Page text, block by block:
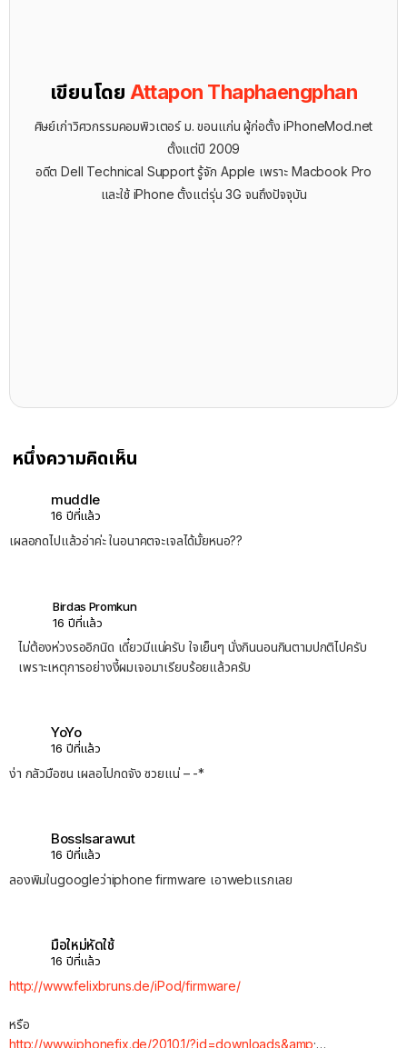
เขียนโดย Attapon Thaphaengphan
ศิษย์เก่าวิศวกรรมคอมพิวเตอร์ ม. ขอนแก่น ผู้ก่อตั้ง iPhoneMod.net
ตั้งแต่ปี 2009
อดีต Dell Technical Support รู้จัก ​Apple เพราะ Macbook Pro
และใช้ iPhone ตั้งแต่รุ่น 3G จนถึงปัจจุบัน
หนึ่งความคิดเห็น
muddle
16 ปีที่แล้ว
เผลอกดไปแล้วอ่าค่ะ ในอนาคตจะเจลได้มั้ยหนอ??
Birdas Promkun
16 ปีที่แล้ว
ไม่ต้องห่วงรออิกนิด เดี๋ยวมีแน่ครับ ใจเย็นๆ นั่งกินนอนกินตามปกติไปครับ
เพราะเหตุการอย่างงี้ผมเจอมาเรียบร้อยแล้วครับ
YoYo
16 ปีที่แล้ว
ง่า กลัวมือซน เผลอไปกดจัง ซวยแน่ – -*
BossIsarawut
16 ปีที่แล้ว
ลองพิมในgoogleว่าiphone firmware เอาwebแรกเลย
มือใหม่หัดใช้
16 ปีที่แล้ว
http://www.felixbruns.de/iPod/firmware/
หรือ
http://www.iphonefix.de/2010.1/?id=downloads&amp;…